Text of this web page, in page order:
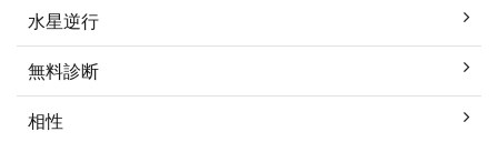
水星逆行
無料診断
相性